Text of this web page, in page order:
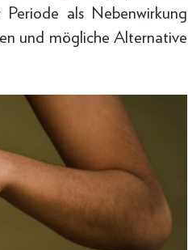
als Nebenwirkung
und mögliche Alternative